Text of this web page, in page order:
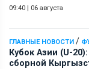
09:40 | 06 августа
ГЛАВНЫЕ НОВОСТИ /
Кубок Азии (U-
сборной